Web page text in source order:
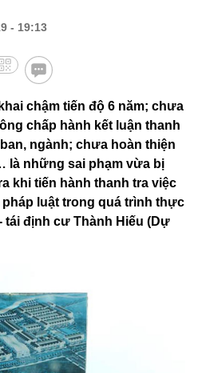
- 19:13
chậm tiến độ 6 năm; chưa
chấp hành kết luận thanh
ngành; chưa hoàn thiện
là những sai phạm vừa bị
khi tiến hành thanh tra việc
luật trong quá trình thực
tái định cư Thành Hiếu (Dự